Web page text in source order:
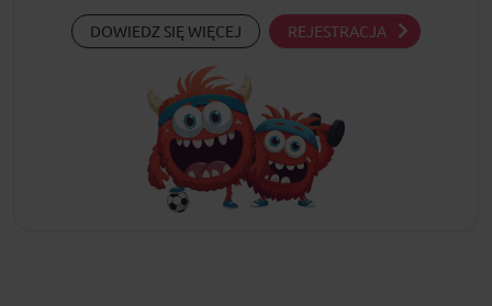
DOWIEDZ SIĘ WIĘCEJ REJESTRACJA